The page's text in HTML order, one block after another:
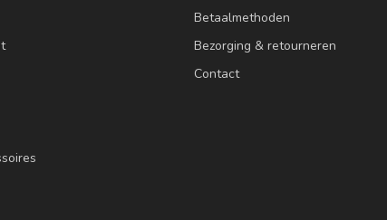
Betaalmethoden
Bezorging & retourneren
Contact